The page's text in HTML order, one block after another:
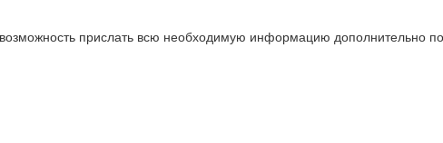
прислать всю необходимую информацию дополнительно